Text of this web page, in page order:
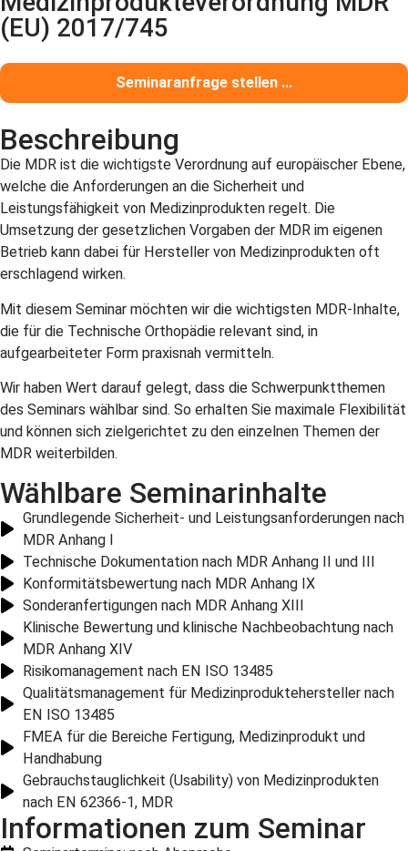
(EU) 2017/745
Seminaranfrage stellen ...
Beschreibung
Die MDR ist die wichtigste Verordnung auf europäischer Ebene,
welche die Anforderungen an die Sicherheit und
Leistungsfähigkeit von Medizinprodukten regelt. Die
Umsetzung der gesetzlichen Vorgaben der MDR im eigenen
Betrieb kann dabei für Hersteller von Medizinprodukten oft
erschlagend wirken.
Mit diesem Seminar möchten wir die wichtigsten MDR-Inhalte,
die für die Technische Orthopädie relevant sind, in
aufgearbeiteter Form praxisnah vermitteln.
Wir haben Wert darauf gelegt, dass die Schwerpunktthemen
des Seminars wählbar sind. So erhalten Sie maximale Flexibilität
und können sich zielgerichtet zu den einzelnen Themen der
MDR weiterbilden.
Wählbare Seminarinhalte
Grundlegende Sicherheit- und Leistungsanforderungen nach
MDR Anhang I
Technische Dokumentation nach MDR Anhang II und III
Konformitätsbewertung nach MDR Anhang IX
Sonderanfertigungen nach MDR Anhang XIII
Klinische Bewertung und klinische Nachbeobachtung nach
MDR Anhang XIV
Risikomanagement nach EN ISO 13485
Qualitätsmanagement für Medizinproduktehersteller nach
EN ISO 13485
FMEA für die Bereiche Fertigung, Medizinprodukt und
Handhabung
Gebrauchstauglichkeit (Usability) von Medizinprodukten
nach EN 62366-1, MDR
Informationen zum Seminar